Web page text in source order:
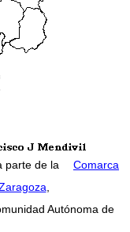
parte de la
Comarca
,
Autónoma de